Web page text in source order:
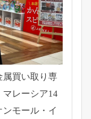
買い取り専
マレーシア14
モール・ イ